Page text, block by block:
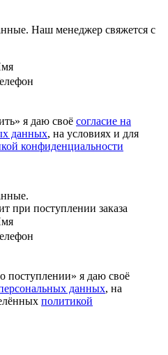
Наш менеджер свяжется с
я даю своё согласие на
данных, на условиях и для
конфиденциальности
при поступлении заказа
поступлении» я даю своё
данных, на
политикой